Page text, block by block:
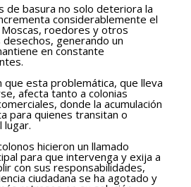
de basura no solo deteriora la
considerablemente el
roedores y otros
generando un
en constante
esta problemática, que lleva
afecta tanto a colonias
donde la acumulación
para quienes transitan o
lugar.
hicieron un llamado
para que intervenga y exija a
con sus responsabilidades,
ciudadana se ha agotado y